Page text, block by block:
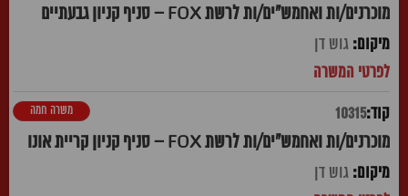
מוכרנים/ות ואחמש"ים/ות לרשת FOX – סניף קניון גבעתיים
גוש דן
10315
מוכרנים/ות ואחמש"ים/ות לרשת FOX – סניף קניון קריית אונו
משרה חמה
גוש דן